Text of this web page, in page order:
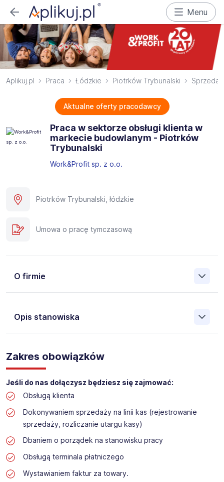
Menu
Aplikuj.pl Praca Łódzkie Piotrków Trybunalski
Aktualne oferty pracodawcy
Praca w sektorze obsługi klienta w
markecie budowlanym - Piotrków
Trybunalski
Work&Profit sp. z o.o.
Piotrków Trybunalski, łódzkie
Umowa o pracę tymczasową
O firmie
Opis stanowiska
Pośrednictwa Pracy i Doradztwa Personalnego Work &
Profit jest obecnie jedną z największych niezależnych
polskich agencji zatrudnienia. W ciągu wielu lat naszej
działalności daliśmy pracę przeszło 50 000 pracowników
w całym kraju. Skutecznie znajdujemy pracowników dla
największych firm, jak również małych rodzinnych
przedsiębiorstw w Polsce. Agencja jest wpisana pod nr
396 w Krajowym Rejestrze Agencji Zatrudnienia.
Obecnie dla naszego Klienta, poszukujemy osób do pracy
na stanowisko:
Praca w sektorze obsługi klienta w markecie
Zakres obowiązków
Jeśli do nas dołączysz będziesz się zajmować:
Obsługą klienta
Dokonywaniem sprzedaży na linii kas (rejestrowanie
sprzedaży, rozliczanie utargu kasy)
Dbaniem o porządek na stanowisku pracy
Obsługą terminala płatniczego
Wystawianiem faktur za towary.